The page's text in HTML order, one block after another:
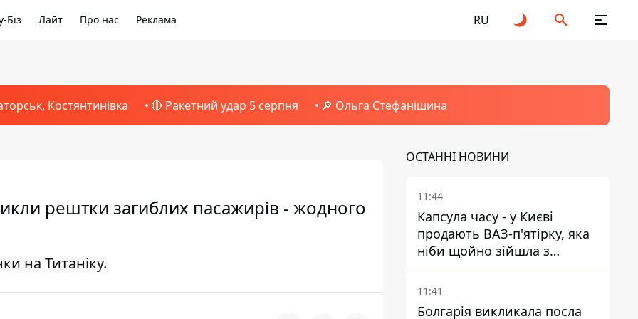
Біз Лайт Про нас Реклама RU
Костянтинівка 🔴 Ракетний удар 5 серпня 🔎 Ольга Стефанішина
рештки загиблих пасажирів - жодного
на Титаніку.
ОСТАННІ НОВИНИ
11:44
Капсула часу - у Києві
продають ВАЗ-п'ятірку, яка
ніби щойно зійшла з
конвейєра
11:41
Болгарія викликала посла